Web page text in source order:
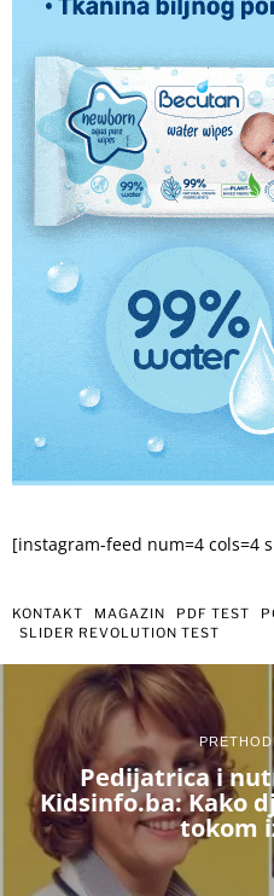
[instagram-feed num=4 cols=4
KONTAKT MAGAZIN PDF TEST
SLIDER REVOLUTION TEST
Pedijatrica i
Kidsinfo.ba: Kako
tokom